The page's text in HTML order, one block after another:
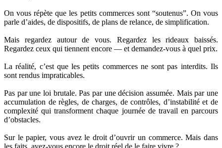
On vous répète que les petits commerces sont “soutenus”. On vous
parle d’aides, de dispositifs, de plans de relance, de simplification.
Mais regardez autour de vous. Regardez les rideaux baissés.
Regardez ceux qui tiennent encore — et demandez-vous à quel prix.
La réalité, c’est que les petits commerces ne sont pas interdits. Ils
sont rendus impraticables.
Pas par une loi brutale. Pas par une décision assumée. Mais par une
accumulation de règles, de charges, de contrôles, d’instabilité et de
complexité qui transforment chaque journée de travail en parcours
d’obstacles.
Sur le papier, vous avez le droit d’ouvrir un commerce. Mais dans
les faits, avez-vous encore le droit réel de le faire vivre ?